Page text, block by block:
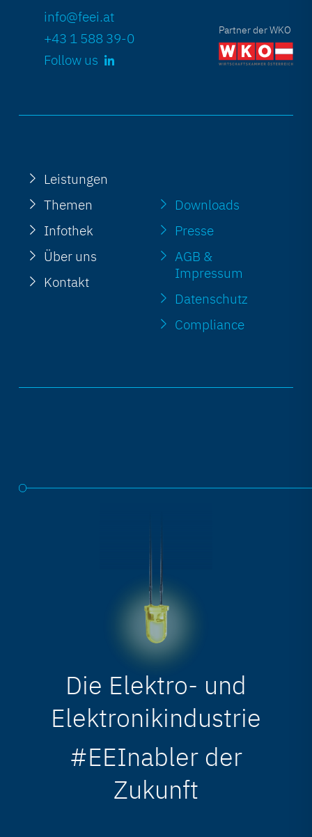
info@feei.at
+43 1 588 39-0
Follow us
Leistungen
Themen
Infothek
Über uns
Kontakt
Partner der WKO
Downloads
Presse
AGB &
Impressum
Datenschutz
Compliance
Die Elektro- und
Elektronikindustrie
#EEInabler der
Zukunft